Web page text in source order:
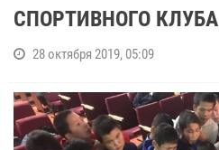
СПОРТИВНОГО КЛУБА
28 октября 2019, 05:09